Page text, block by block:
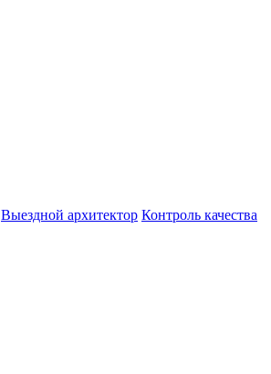
Выездной архитектор Контроль качества